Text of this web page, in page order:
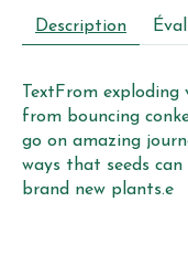
Description
TextFrom
from bouncing
go on amazing
ways that seeds
brand new plants.e